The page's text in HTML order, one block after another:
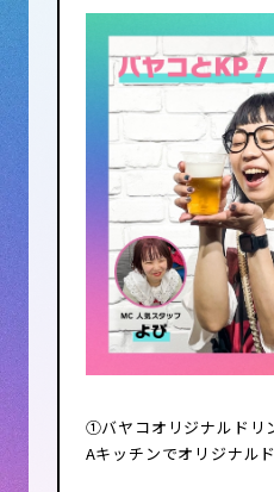
「出店のルール」
い方の今後の出店
があります。
会場は、時間通り
りませんので閉店
ださい。
本利用規約の成立
にあたっては日本
します。また、当
起因または関連し
生じた紛争につい
所を第一審の専属
といたします。
■お問い合わせ
①バヤコオリジナルドリ
Aキッチンでオリジナル